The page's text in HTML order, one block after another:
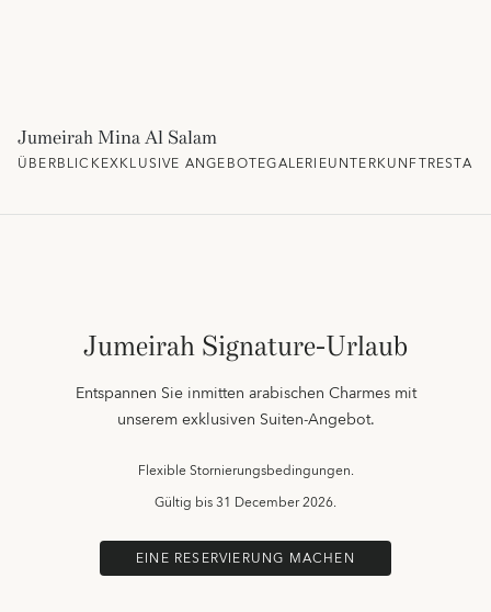
Jumeirah Mina Al Salam
ÜBERBLICKEXKLUSIVE ANGEBOTEGALERIEUNTERKUNFT
Jumeirah Signature-Urlaub
Entspannen Sie inmitten arabischen Charmes mit
unserem exklusiven Suiten-Angebot.
Flexible Stornierungsbedingungen.
Gültig bis31 December 2026.
EINE RESERVIERUNG MACHEN